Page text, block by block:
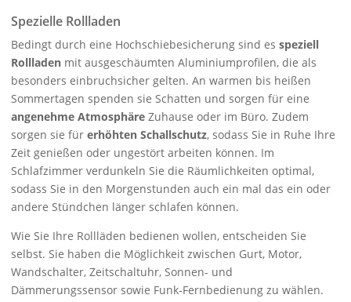
Spezielle Rollladen
Bedingt durch eine Hochschiebesicherung sind es speziell
Rollladen mit ausgeschäumten Aluminiumprofilen, die als
besonders einbruchsicher gelten. An warmen bis heißen
Sommertagen spenden sie Schatten und sorgen für eine
angenehme Atmosphäre Zuhause oder im Büro. Zudem
sorgen sie für erhöhten Schallschutz, sodass Sie in Ruhe Ihre
Zeit genießen oder ungestört arbeiten können. Im
Schlafzimmer verdunkeln Sie die Räumlichkeiten optimal,
sodass Sie in den Morgenstunden auch ein mal das ein oder
andere Stündchen länger schlafen können.
Wie Sie Ihre Rollläden bedienen wollen, entscheiden Sie
selbst. Sie haben die Möglichkeit zwischen Gurt, Motor,
Wandschalter, Zeitschaltuhr, Sonnen- und
Dämmerungssensor sowie Funk-Fernbedienung zu wählen.